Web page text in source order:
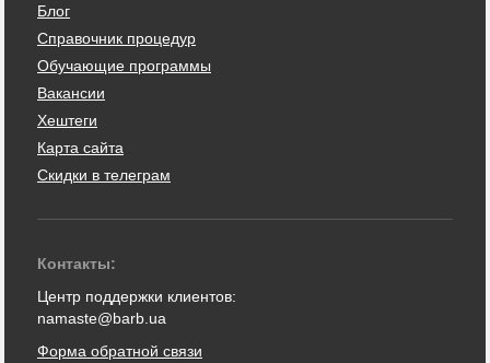
Блог
Справочник процедур
Обучающие программы
Вакансии
Хештеги
Карта сайта
Скидки в телеграм
Контакты:
Центр поддержки клиентов:
namaste@barb.ua
Форма обратной связи